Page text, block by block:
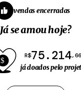
vendas encerradas
Já se amou hoje?
R$75.214,66
já doados pelo